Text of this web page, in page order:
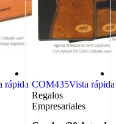
rápida COM435Vista rápida
Regalos
Empresariales